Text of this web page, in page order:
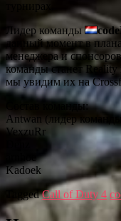
Лидер команды
данный момент в
менеджера и
команды станет Reality
мы увидим их на
Состав команды:
Antwan (лидер
VexzuRr
Kadoek
TaggedCall of Duty 4